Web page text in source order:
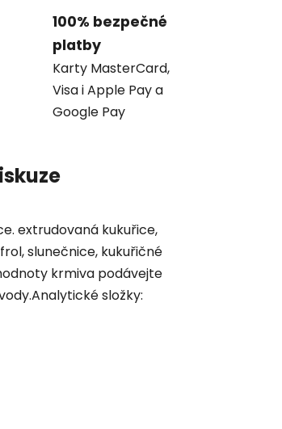
100% bezpečné
platby
Karty MasterCard,
Visa i Apple Pay a
Google Pay
extrudovaná kukuřice,
slunečnice, kukuřičné
krmiva podávejte
složky: